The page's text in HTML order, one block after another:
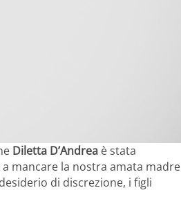
Diletta D’Andrea è stata
mancare la nostra amata madre
di discrezione, i figli